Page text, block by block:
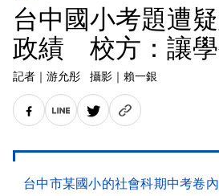
台中國小考題遭
政績 校方：讓
記者 ｜ 游允彤 攝影 ｜ 賴一銀
台中市某國小的社會科期中考卷